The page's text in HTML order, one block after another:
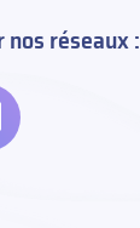
réseaux :